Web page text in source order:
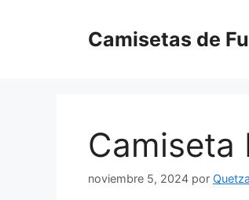
Camisetas de
Camiseta
noviembre 5, 2024 por